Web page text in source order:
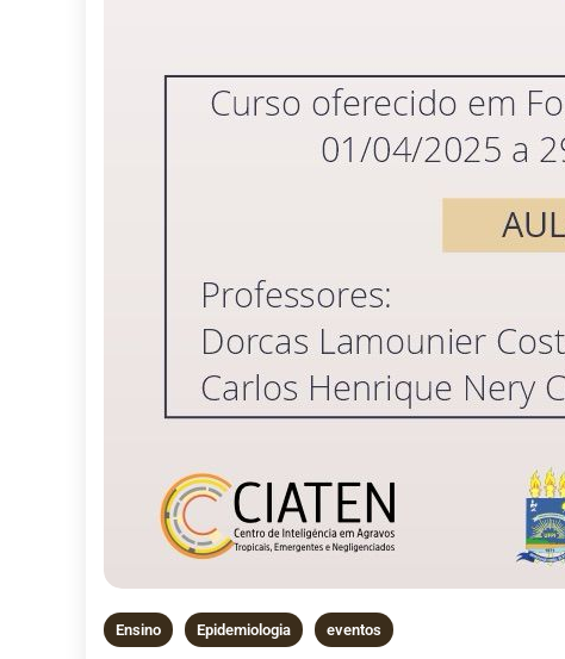
Ensino Epidemiologia eventos